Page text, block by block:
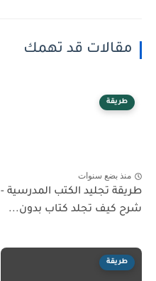
مقالات قد تهمك
طريقة
منذ بضع سنوات
طريقة تجليد الكتب المدرسية -
شرح كيف تجلد كتاب بدون...
طريقة